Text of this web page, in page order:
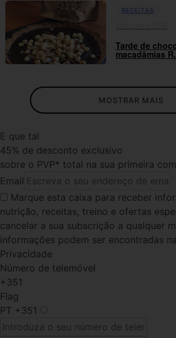
RECEITAS
Tarde de
macadâmias
MOSTRAR MAIS
E que tal
45% de desconto exclusivo
sobre o PVP* total na sua primeira
Email
Marque esta caixa para receber
nutrição, receitas, treino e ofertas
cancelar a sua subscrição a qualquer
informações podem ser encontradas
Privacidade
Número de telemóvel
+351
Flag
PT +351